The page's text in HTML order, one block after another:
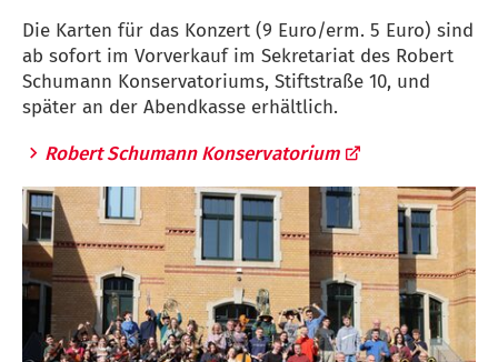
Die Karten für das Konzert (9 Euro/erm. 5 Euro) sind
ab sofort im Vorverkauf im Sekretariat des Robert
Schumann Konservatoriums, Stiftstraße 10, und
später an der Abendkasse erhältlich.
Robert Schumann Konservatorium